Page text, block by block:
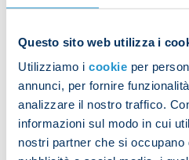
Questo sito web utilizza i
Utilizziamo i cookie per
annunci, per fornire
analizzare il nostro traffico.
informazioni sul modo in cui
nostri partner che si occupano
Assistants: Steegstra (The
(The Netherlands)
Fourth official: Lindhout
VAR: Ruperti (The